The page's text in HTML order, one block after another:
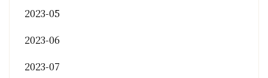
2023-05
2023-06
2023-07